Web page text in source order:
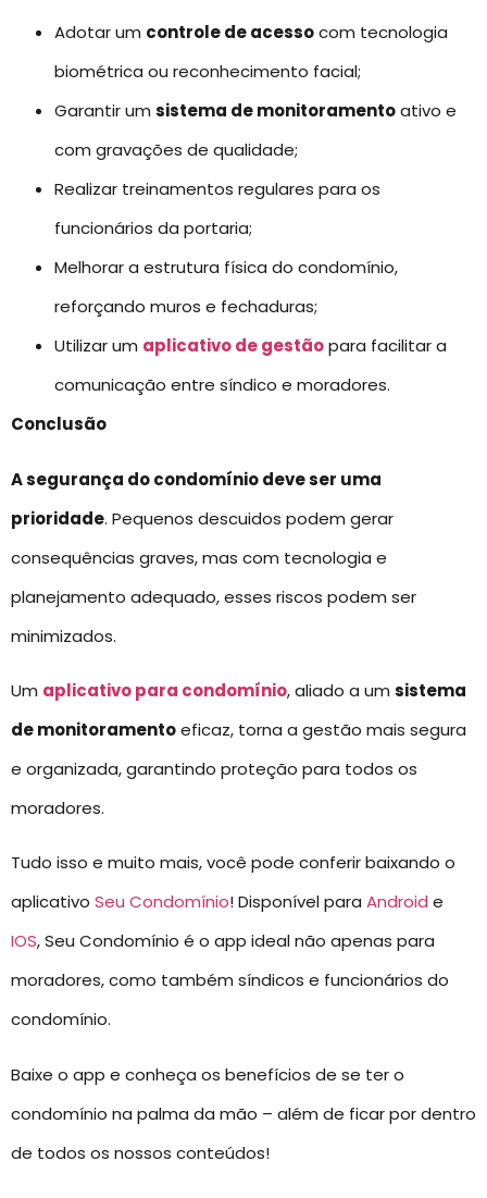
Adotar um controle de acessocom tecnologia
biométrica ou reconhecimento facial;
Garantir um sistema de monitoramentoativo e
com gravações de qualidade;
Realizar treinamentos regulares para os
funcionários da portaria;
Melhorar a estrutura física do condomínio,
reforçando muros e fechaduras;
Utilizar um aplicativo de gestãopara facilitar a
comunicação entre síndico e moradores.
Conclusão
A segurança do condomínio deve ser uma
prioridade. Pequenos descuidos podem gerar
consequências graves, mas com tecnologia e
planejamento adequado, esses riscos podem ser
minimizados.
Um aplicativo para condomínio, aliado a um sistema
de monitoramentoeficaz, torna a gestão mais segura
e organizada, garantindo proteção para todos os
moradores.
Tudo isso e muito mais, você pode conferir baixando o
aplicativo Seu Condomínio! Disponível para Android e
IOS, Seu Condomínio é o app ideal não apenas para
moradores, como também síndicos e funcionários do
condomínio.
Baixe o app e conheça os benefícios de se ter o
condomínio na palma da mão – além de ficar por dentro
de todos os nossos conteúdos!